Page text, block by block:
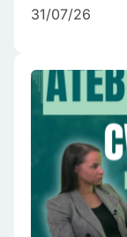
31/07/26